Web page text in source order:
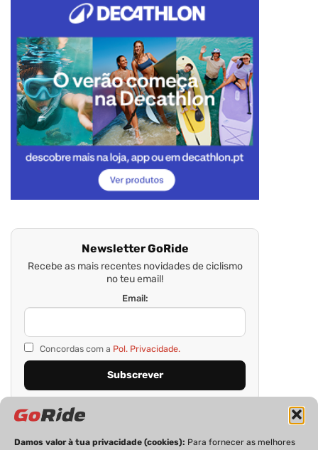
Damos valor à tua privacidade (cookies): Para fornecer as melhores
Newsletter GoRide
Recebe as mais recentes novidades de ciclismo
no teu email!
Email:
Concordas com a Pol. Privacidade.